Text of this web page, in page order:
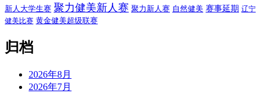
新人大学生赛 聚力健美新人赛 聚力新人赛 自然健美 赛事延期 辽宁
健美比赛 黄金健美超级联赛
归档
2026年8月
2026年7月